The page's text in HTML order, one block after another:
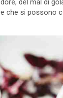
del mal di
che si possono